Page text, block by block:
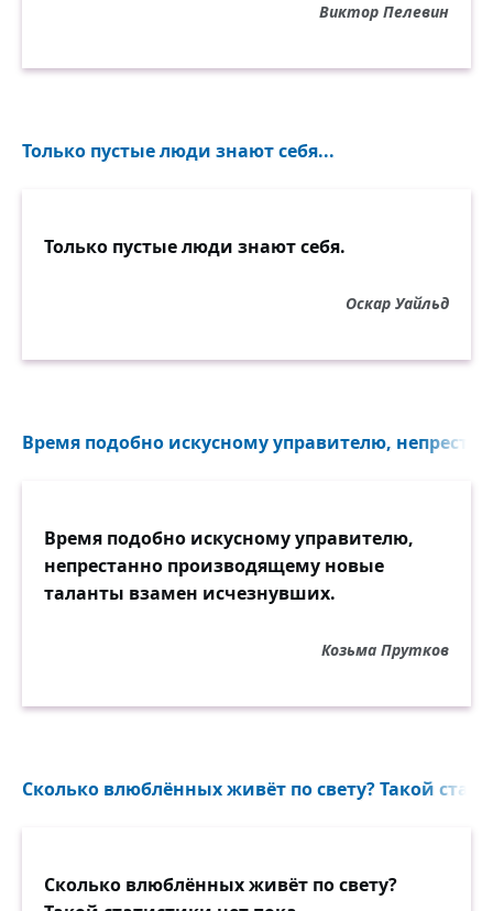
Виктор Пелевин
Только пустые люди знают себя...
Только пустые люди знают себя.
Оскар Уайльд
Время подобно искусному управителю,
Время подобно искусному управителю,
непрестанно производящему новые
таланты взамен исчезнувших.
Козьма Прутков
Сколько влюблённых живёт по свету? Такой
Сколько влюблённых живёт по свету?